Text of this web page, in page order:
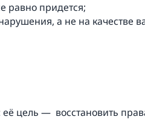
равно придется;
а не на качестве
цель — восстановить